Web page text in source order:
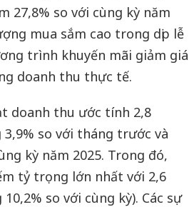
27,8% so với cùng kỳ năm
mua sắm cao trong dịp lễ
trình khuyến mãi giảm giá
doanh thu thực tế.
doanh thu ước tính 2,8
so với tháng trước và
kỳ năm 2025. Trong đó,
tỷ trọng lớn nhất với 2,6
so với cùng kỳ). Các sự